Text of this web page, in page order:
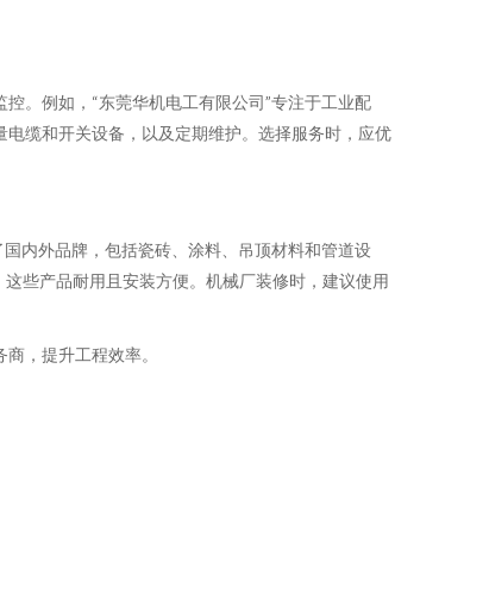
。例如，“东莞华机电工有限公司”专注于工业配
缆和开关设备，以及定期维护。选择服务时，应优
内外品牌，包括瓷砖、涂料、吊顶材料和管道设
些产品耐用且安装方便。机械厂装修时，建议使用
，提升工程效率。